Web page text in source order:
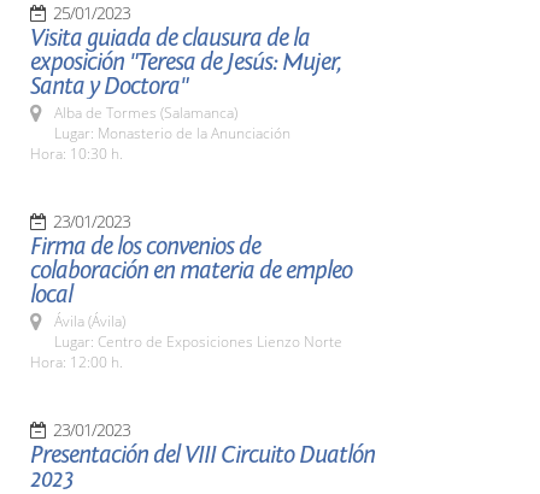
25/01/2023
Visita guiada de clausura de la
exposición "Teresa de Jesús: Mujer,
Santa y Doctora"
Alba de Tormes (Salamanca)
Lugar: Monasterio de la Anunciación
Hora: 10:30 h.
23/01/2023
Firma de los convenios de
colaboración en materia de empleo
local
Ávila (Ávila)
Lugar: Centro de Exposiciones Lienzo Norte
Hora: 12:00 h.
23/01/2023
Presentación del VIII Circuito Duatlón
2023